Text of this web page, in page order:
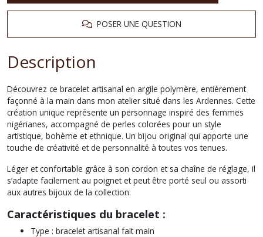
POSER UNE QUESTION
Description
Découvrez ce bracelet artisanal en argile polymère, entièrement
façonné à la main dans mon atelier situé dans les Ardennes. Cette
création unique représente un personnage inspiré des femmes
nigérianes, accompagné de perles colorées pour un style
artistique, bohème et ethnique. Un bijou original qui apporte une
touche de créativité et de personnalité à toutes vos tenues.
Léger et confortable grâce à son cordon et sa chaîne de réglage, il
s’adapte facilement au poignet et peut être porté seul ou assorti
aux autres bijoux de la collection.
Caractéristiques du bracelet :
Type : bracelet artisanal fait main